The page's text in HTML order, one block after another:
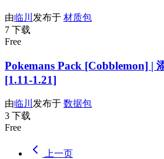
由临川 发布于 材质包
7 下载
Free
Pokemans Pack [Cobblemon] |
[1.11-1.21]
由临川 发布于 数据包
3 下载
Free
上一页